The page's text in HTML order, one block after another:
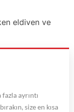
eldiven ve
ayrıntı
size en kısa